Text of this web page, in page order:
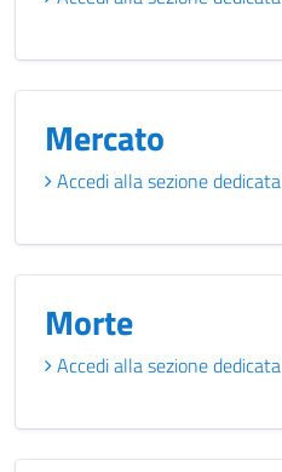
Mercato
Accedi alla sezione dedicata
Morte
Accedi alla sezione dedicata